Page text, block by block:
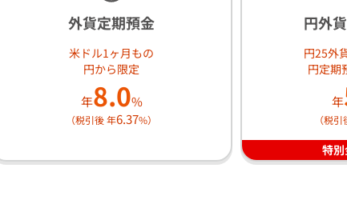
外貨定期預金
米ドル1ヶ月もの
円から限定
年8.0%
（税引後 年6.37%）
円外
円25外
円定期
年
（税
特